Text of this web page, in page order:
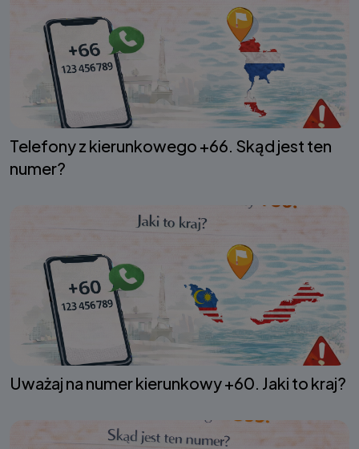
Telefony z kierunkowego +66. Skąd jest ten
numer?
Uważaj na numer kierunkowy +60. Jaki to kraj?